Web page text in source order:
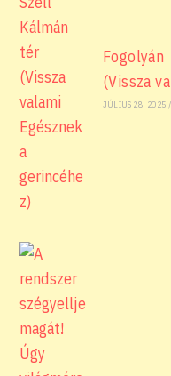
(Vissza
JÚLIUS 28, 2025 /